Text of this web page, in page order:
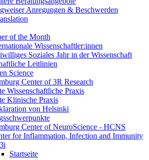
Anregungen & Beschwerden
of the Month
Wissenschaftler:innen
Soziales Jahr in der Wissenschaft
Leitlinien
Science
Center of 3R Research
Wissenschaftliche Praxis
Klinische Praxis
von Helsinki
Center of NeuroScience - HCNS
for Inflammation, Infection and Immunity
Startseite